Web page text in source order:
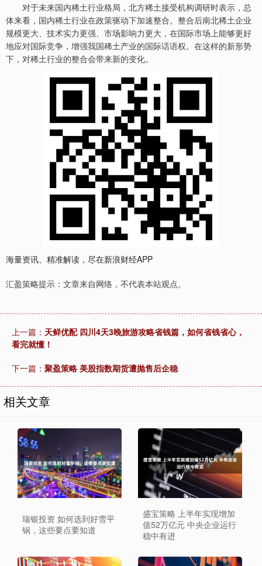
对于未来国内稀土行业格局，北方稀土接受机构调研时表示，总
体来看，国内稀土行业在政策驱动下加速整合。整合后南北稀土企业
规模更大、技术实力更强、市场影响力更大，在国际市场上能够更好
地应对国际竞争，增强我国稀土产业的国际话语权。在这样的新形势
下，对稀土行业的整合会带来新的变化。
海量资讯、精准解读，尽在新浪财经APP
汇盈策略提示：文章来自网络，不代表本站观点。
上一篇： 天鲜优配 四川4天3晚旅游攻略省钱篇，如何省钱省心，
看完就懂！
下一篇： 聚盈策略 美股指数期货遭抛售后企稳
相关文章
瑞银投资 如何选到好雪平
锅，这些要点要知道
盛宝策略 上半年实现增加
值52万亿元 中央企业运行
稳中有进